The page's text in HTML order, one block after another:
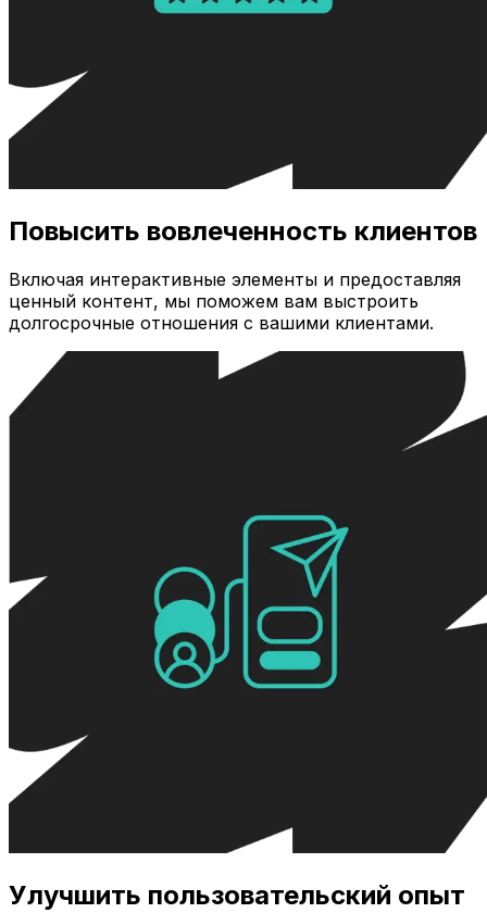
Повысить вовлеченность клиентов
Включая интерактивные элементы и предоставляя
ценный контент, мы поможем вам выстроить
долгосрочные отношения с вашими клиентами.
Улучшить пользовательский опыт